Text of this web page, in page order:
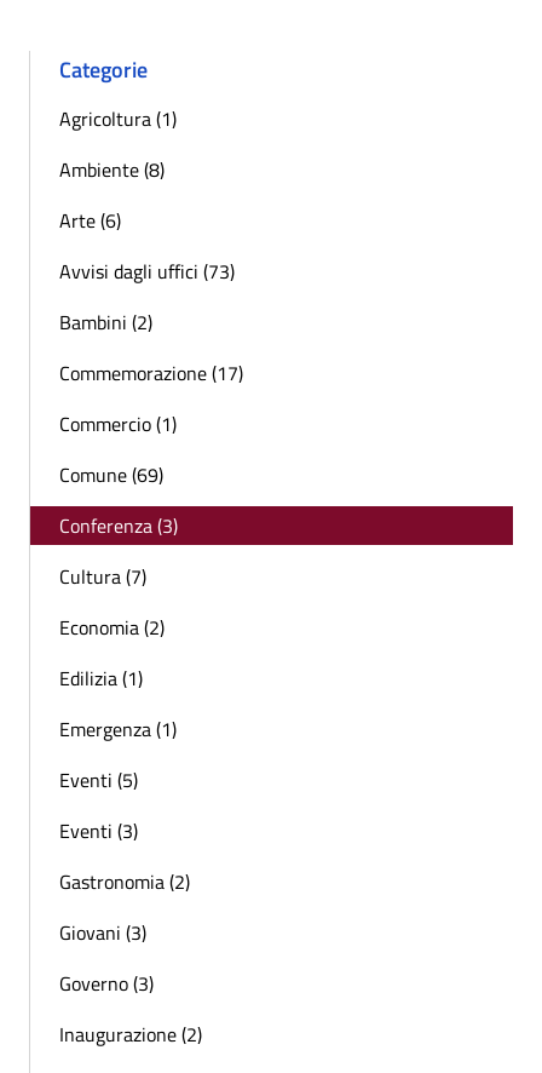
Categorie
Agricoltura (1)
Ambiente (8)
Arte (6)
Avvisi dagli uffici (73)
Bambini (2)
Commemorazione (17)
Commercio (1)
Comune (69)
Conferenza (3)
Cultura (7)
Economia (2)
Edilizia (1)
Emergenza (1)
Eventi (5)
Eventi (3)
Gastronomia (2)
Giovani (3)
Governo (3)
Inaugurazione (2)